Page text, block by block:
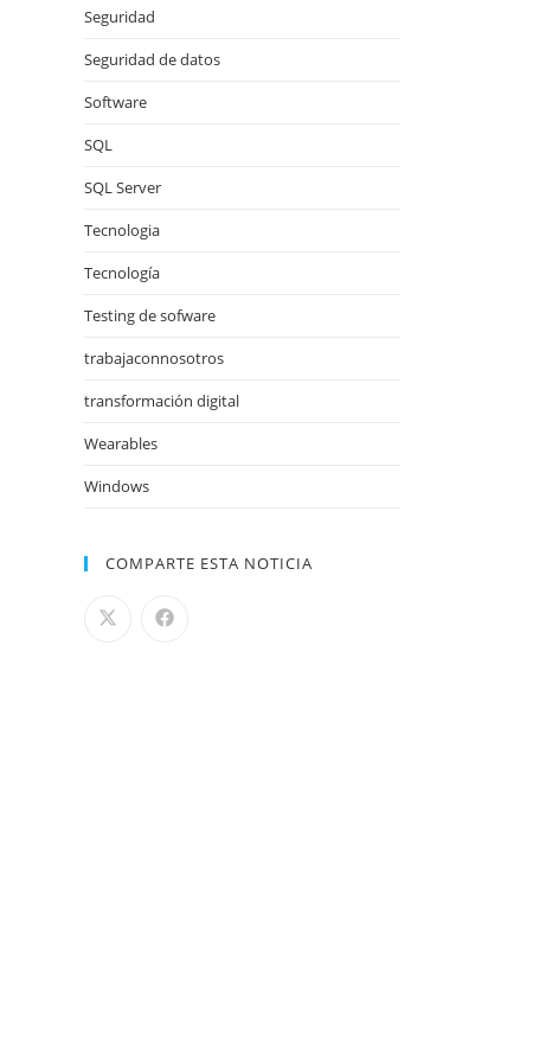
Seguridad
Seguridad de datos
Software
SQL
SQL Server
Tecnologia
Tecnología
Testing de sofware
trabajaconnosotros
transformación digital
Wearables
Windows
COMPARTE ESTA NOTICIA